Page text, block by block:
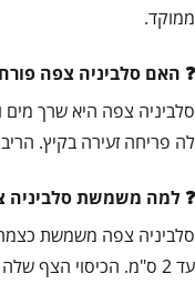
ממוקד.
האם סלביניה צפה
סלביניה צפה היא שרך
לה פריחה זעירה בקיץ.
למה משמשת סלביניה
עד 2 ס"מ. הכיסוי הצף שלה מצל על המים ומפחית התפתחות אצות.